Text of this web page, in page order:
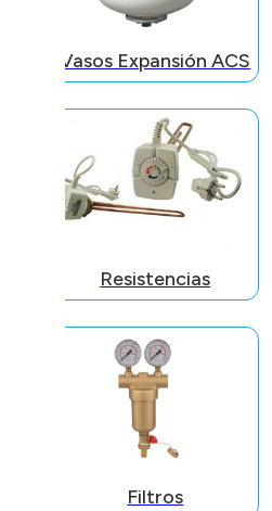
Vasos Expansión ACS
Resistencias
Filtros